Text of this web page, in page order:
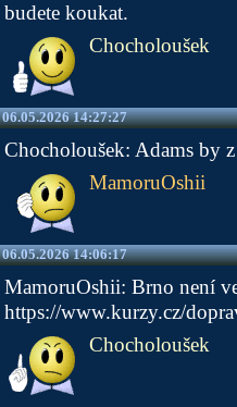
budete koukat.
Chocholoušek
06.05.2026 14:27:27
Chocholoušek: Adams by
MamoruOshii
06.05.2026 14:06:17
MamoruOshii: Brno není
https://www.kurzy.cz/
Chocholoušek